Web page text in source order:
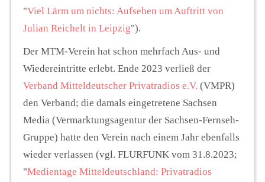
"Viel Lärm um nichts: Aufsehen um Auftritt von
Julian Reichelt in Leipzig").
Der MTM-Verein hat schon mehrfach Aus- und
Wiedereintritte erlebt. Ende 2023 verließ der
Verband Mitteldeutscher Privatradios e.V. (VMPR)
den Verband; die damals eingetretene Sachsen
Media (Vermarktungsagentur der Sachsen-Fernseh-
Gruppe) hatte den Verein nach einem Jahr ebenfalls
wieder verlassen (vgl. FLURFUNK vom 31.8.2023;
"Medientage Mitteldeutschland: Privatradios